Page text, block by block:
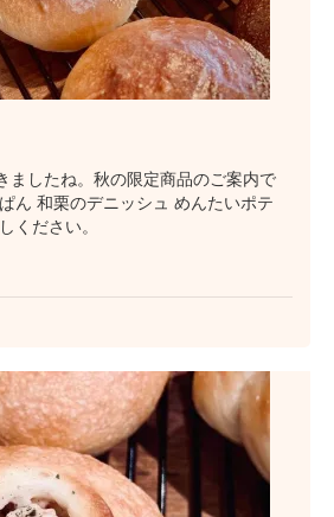
ましたね。秋の限定商品のご案内で
ん 和栗のデニッシュ めんたいポテ
ださい。